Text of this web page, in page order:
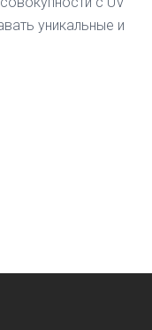
уникальные и